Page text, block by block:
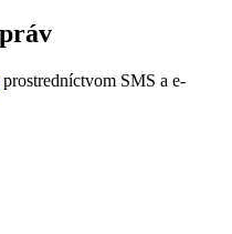
prostredníctvom SMS a e-